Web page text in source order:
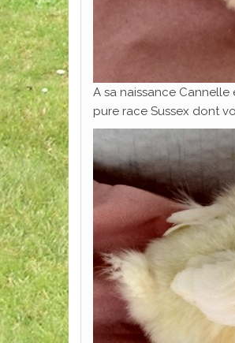
A sa naissance
pure race Sussex dont